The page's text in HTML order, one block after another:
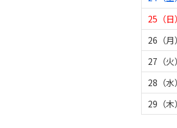
25（日）
26（月）
27（火）
28（水）
29（木）